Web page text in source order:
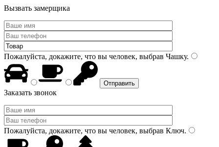
Вызвать замерщика
Пожалуйста, докажите, что вы человек, выбрав Чашку.
Заказать звонок
Пожалуйста, докажите, что вы человек, выбрав Ключ.